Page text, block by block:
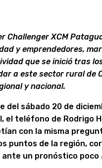
Challenger XCM
y emprendedores,
que se inició tras
a este sector rural de
y nacional.
del sábado 20 de
el teléfono de Rodrigo
con la misma
puntos de la región,
ante un pronóstico